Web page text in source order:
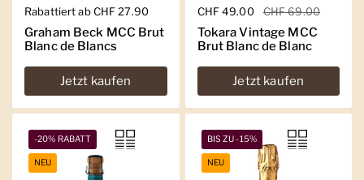
Regulärer Preis
Rabattiert ab CHF 27.90
Graham Beck MCC Brut
Blanc de Blancs
Jetzt kaufen
Regulärer Preis
CHF 49.00 Sale-Preis
CHF 69.00
Tokara Vintage MCC
Brut Blanc de Blanc
Jetzt kaufen
-20% RABATT
NEU
BIS ZU -15%
NEU